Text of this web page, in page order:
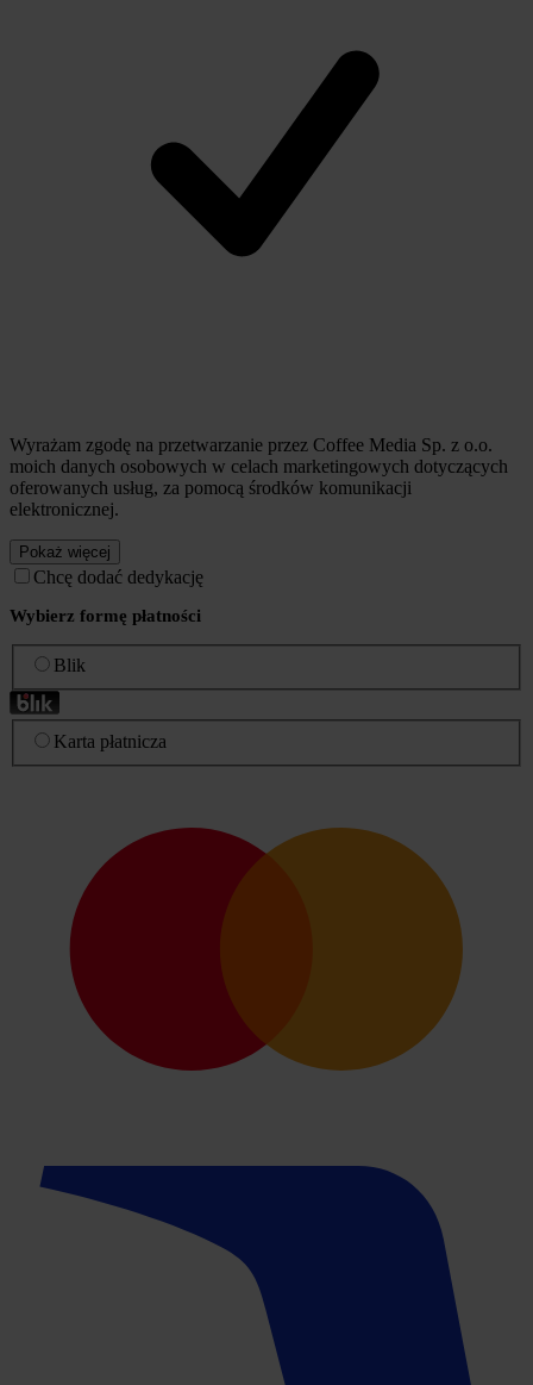
Wyrażam zgodę na przetwarzanie przez Coffee Media Sp. z o.o.
moich danych osobowych w celach marketingowych dotyczących
oferowanych usług, za pomocą środków komunikacji
elektronicznej.
Pokaż więcej
Chcę dodać dedykację
Wybierz formę płatności
Blik
Karta płatnicza